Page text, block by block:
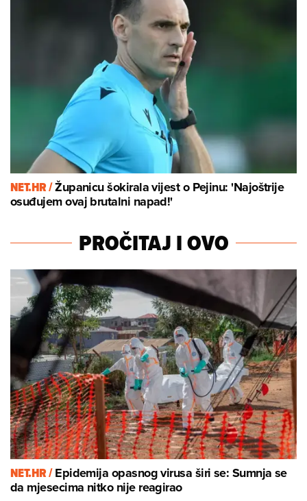
NET.HR /Županicu šokirala vijest o Pejinu: 'Najoštrije
osuđujem ovaj brutalni napad!'
PROČITAJ I OVO
NET.HR /Epidemija opasnog virusa širi se: Sumnja se
da mjesecima nitko nije reagirao